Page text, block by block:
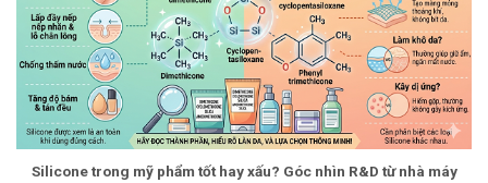
Silicone trong mỹ phẩm tốt hay xấu? Góc nhìn R&D từ nhà máy